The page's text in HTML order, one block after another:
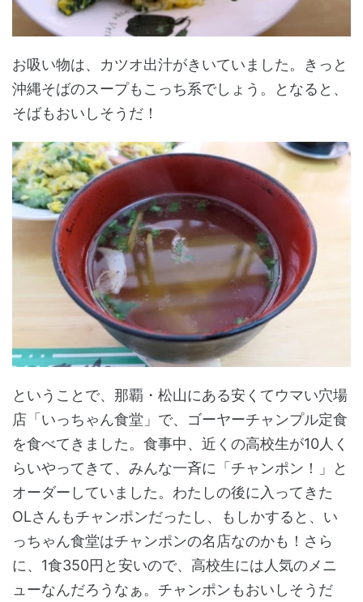
お吸い物は、カツオ出汁がきいていました。きっと
沖縄そばのスープもこっち系でしょう。となると、
そばもおいしそうだ！
ということで、那覇・松山にある安くてウマい穴場
店「いっちゃん食堂」で、ゴーヤーチャンプル定食
を食べてきました。食事中、近くの高校生が10人く
らいやってきて、みんな一斉に「チャンポン！」と
オーダーしていました。わたしの後に入ってきた
OLさんもチャンポンだったし、もしかすると、い
っちゃん食堂はチャンポンの名店なのかも！さら
に、1食350円と安いので、高校生には人気のメニ
ューなんだろうなぁ。チャンポンもおいしそうだ